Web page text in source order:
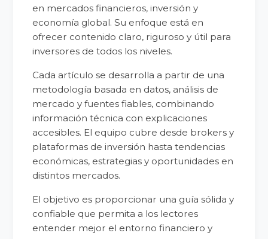
en mercados financieros, inversión y
economía global. Su enfoque está en
ofrecer contenido claro, riguroso y útil para
inversores de todos los niveles.
Cada artículo se desarrolla a partir de una
metodología basada en datos, análisis de
mercado y fuentes fiables, combinando
información técnica con explicaciones
accesibles. El equipo cubre desde brokers y
plataformas de inversión hasta tendencias
económicas, estrategias y oportunidades en
distintos mercados.
El objetivo es proporcionar una guía sólida y
confiable que permita a los lectores
entender mejor el entorno financiero y